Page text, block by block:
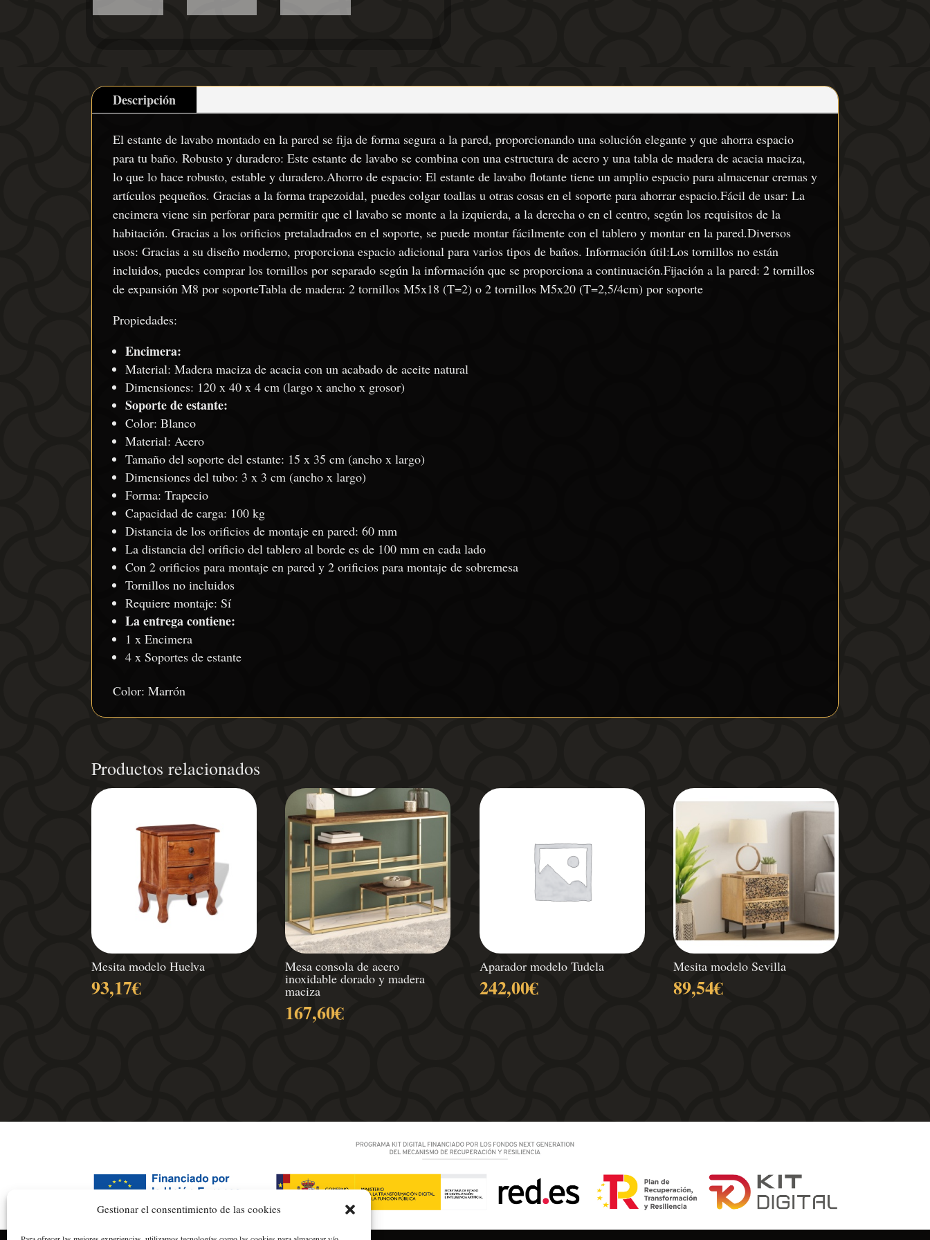
Gestionar el consentimiento de las cookies
Descripción
El estante de lavabo montado en la pared se fija de forma segura a la pared, proporcionando una solución elegante y que ahorra espacio
para tu baño. Robusto y duradero: Este estante de lavabo se combina con una estructura de acero y una tabla de madera de acacia maciza,
lo que lo hace robusto, estable y duradero.Ahorro de espacio: El estante de lavabo flotante tiene un amplio espacio para almacenar cremas y
artículos pequeños. Gracias a la forma trapezoidal, puedes colgar toallas u otras cosas en el soporte para ahorrar espacio.Fácil de usar: La
encimera viene sin perforar para permitir que el lavabo se monte a la izquierda, a la derecha o en el centro, según los requisitos de la
habitación. Gracias a los orificios pretaladrados en el soporte, se puede montar fácilmente con el tablero y montar en la pared.Diversos
usos: Gracias a su diseño moderno, proporciona espacio adicional para varios tipos de baños. Información útil:Los tornillos no están
incluidos, puedes comprar los tornillos por separado según la información que se proporciona a continuación.Fijación a la pared: 2 tornillos
de expansión M8 por soporteTabla de madera: 2 tornillos M5x18 (T=2) o 2 tornillos M5x20 (T=2,5/4cm) por soporte
Propiedades:
Encimera:
Material: Madera maciza de acacia con un acabado de aceite natural
Dimensiones: 120 x 40 x 4 cm (largo x ancho x grosor)
Soporte de estante:
Color: Blanco
Material: Acero
Tamaño del soporte del estante: 15 x 35 cm (ancho x largo)
Dimensiones del tubo: 3 x 3 cm (ancho x largo)
Forma: Trapecio
Capacidad de carga: 100 kg
Distancia de los orificios de montaje en pared: 60 mm
La distancia del orificio del tablero al borde es de 100 mm en cada lado
Con 2 orificios para montaje en pared y 2 orificios para montaje de sobremesa
Tornillos no incluidos
Requiere montaje: Sí
La entrega contiene:
1 x Encimera
4 x Soportes de estante
Color: Marrón
Productos relacionados
Mesita modelo Huelva
93,17€
Mesa consola de acero
inoxidable dorado y madera
maciza
167,60€
Aparador modelo Tudela
242,00€
Mesita modelo Sevilla
89,54€